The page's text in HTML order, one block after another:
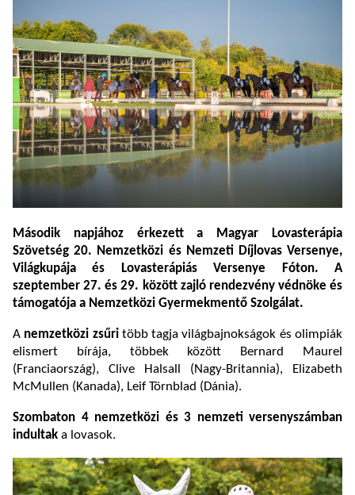
Második napjához érkezett a Magyar Lovasterápia
Szövetség 20. Nemzetközi és Nemzeti Díjlovas Versenye,
Világkupája és Lovasterápiás Versenye Fóton. A
szeptember 27. és 29. között zajló rendezvény védnöke és
támogatója a Nemzetközi Gyermekmentő Szolgálat.
A nemzetközi zsűritöbb tagja világbajnokságok és olimpiák
elismert bírája, többek között Bernard Maurel
(Franciaország), Clive Halsall (Nagy-Britannia), Elizabeth
McMullen (Kanada), Leif Törnblad (Dánia).
Szombaton 4 nemzetközi és 3 nemzeti versenyszámban
indultak a lovasok.